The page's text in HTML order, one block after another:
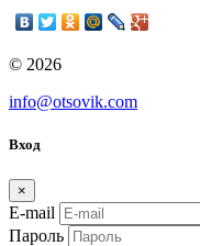
© 2026
info@otsovik.com
Вход
×
E-mail
Пароль